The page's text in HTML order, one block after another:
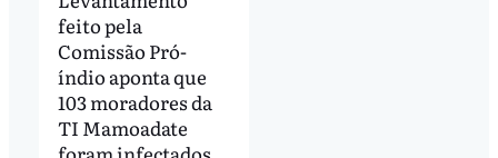
feito pela
Comissão Pró-
índio aponta que
103 moradores da
TI Mamoadate